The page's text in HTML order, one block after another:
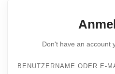
Don't have an account
BENUTZERNAME ODER E-